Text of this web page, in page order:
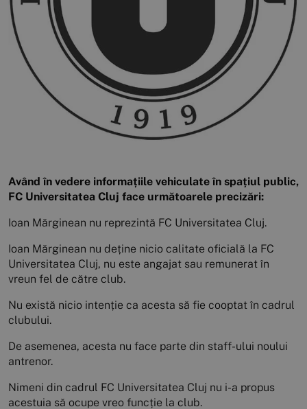
Având în vedere informațiile vehiculate în spațiul public,
FC Universitatea Cluj face următoarele precizări:
Ioan Mărginean nu reprezintă FC Universitatea Cluj.
Ioan Mărginean nu deține nicio calitate oficială la FC
Universitatea Cluj, nu este angajat sau remunerat în
vreun fel de către club.
Nu există nicio intenție ca acesta să fie cooptat în cadrul
clubului.
De asemenea, acesta nu face parte din staff-ului noului
antrenor.
Nimeni din cadrul FC Universitatea Cluj nu i-a propus
acestuia să ocupe vreo funcție la club.